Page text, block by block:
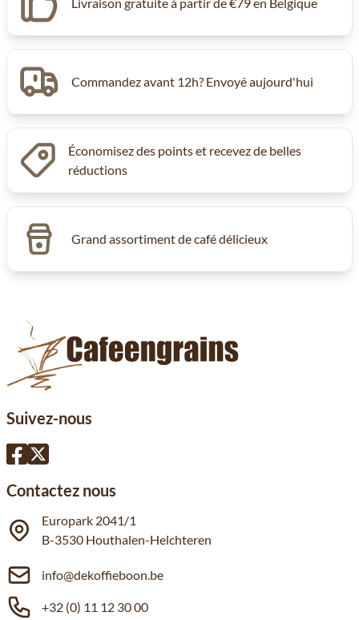
Commandez avant 12h? Envoyé aujourd'hui
Économisez des points et recevez de belles
réductions
Grand assortiment de café délicieux
Suivez-nous
Contactez nous
Europark 2041/1
B-3530 Houthalen-Helchteren
info@dekoffieboon.be
+32 (0) 11 12 30 00